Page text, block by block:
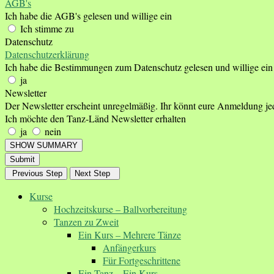
AGB's
Ich habe die AGB's gelesen und willige ein
Ich stimme zu
Datenschutz
Datenschutzerklärung
Ich habe die Bestimmungen zum Datenschutz gelesen und willige ein
ja
Newsletter
Der Newsletter erscheint unregelmäßig. Ihr könnt eure Anmeldung
Ich möchte den Tanz-Länd Newsletter erhalten
ja
nein
SHOW SUMMARY
Submit
Previous Step
Next Step
Kurse
Hochzeitskurse – Ballvorbereitung
Tanzen zu Zweit
Ein Kurs – Mehrere Tänze
Anfängerkurs
Für Fortgeschrittene